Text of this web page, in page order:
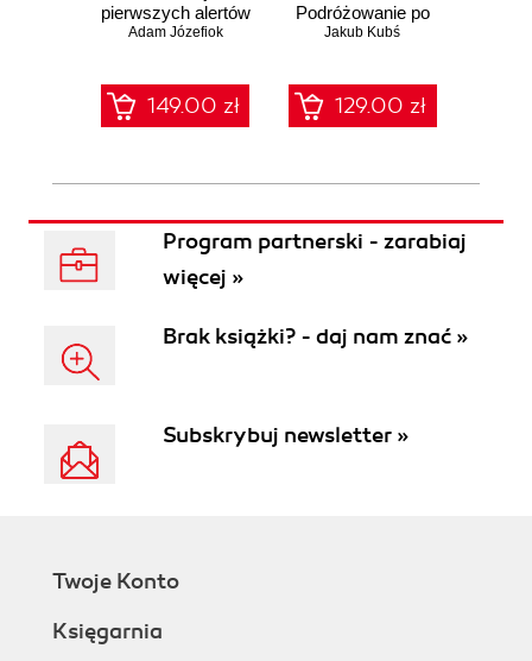
pierwszych alertów
Adam Józefiok
149.00 zł
Podróżowanie po
ciemnej stronie
Jakub Kubś
129.00 zł
Program partnerski - zarabiaj
więcej »
Brak książki? - daj nam znać »
Subskrybuj newsletter »
Twoje Konto
Księgarnia